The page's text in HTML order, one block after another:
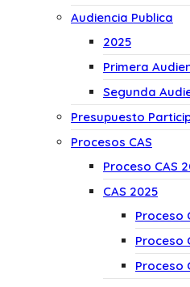
Audiencia Publica
2025
Primera
Segunda
Presupuesto
Procesos CAS
Proceso CAS
CAS 2025
Proceso
Proceso
Proceso